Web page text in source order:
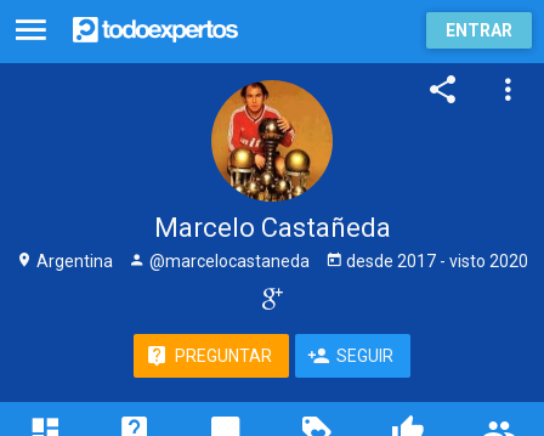
ENTRAR
Marcelo Castañeda
Argentina @marcelocastaneda desde 2017 - visto 2020
PREGUNTAR SEGUIR